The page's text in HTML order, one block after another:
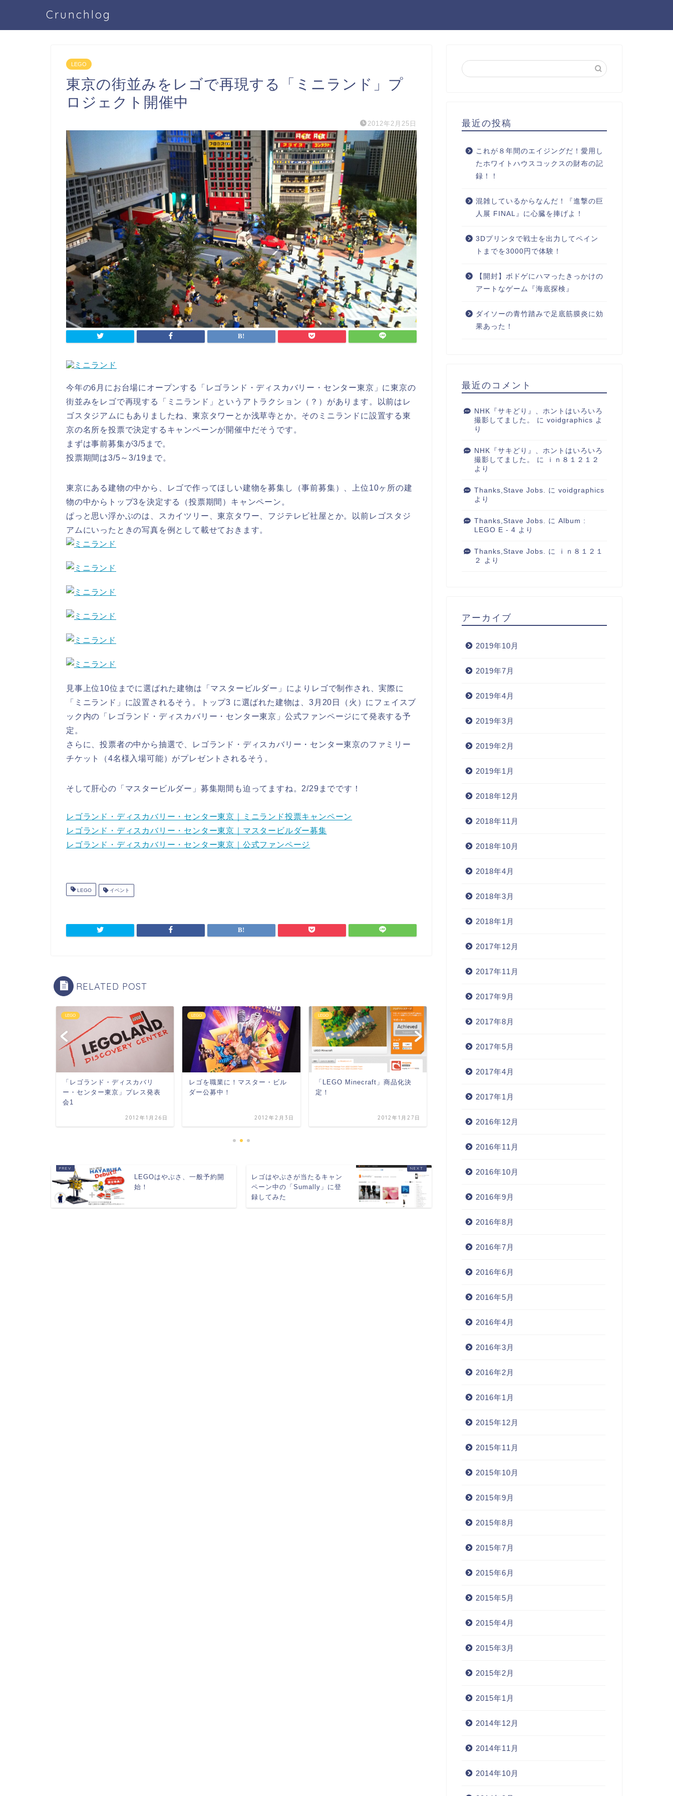
Crunchlog
LEGO
東京の街並みをレゴで再現する「ミニランド」プ
ロジェクト開催中
2012年2月25日
今年の6月にお台場にオープンする「レゴランド・ディスカバリー・センター東京」に東京の
街並みをレゴで再現する「ミニランド」というアトラクション（？）があります。以前はレ
ゴスタジアムにもありましたね、東京タワーとか浅草寺とか。そのミニランドに設置する東
京の名所を投票で決定するキャンペーンが開催中だそうです。
まずは事前募集が3/5まで。
投票期間は3/5～3/19まで。
東京にある建物の中から、レゴで作ってほしい建物を募集し（事前募集）、上位10ヶ所の建
物の中からトップ3を決定する（投票期間）キャンペーン。
ぱっと思い浮かぶのは、スカイツリー、東京タワー、フジテレビ社屋とか。以前レゴスタジ
アムにいったときの写真を例として載せておきます。
見事上位10位までに選ばれた建物は「マスタービルダー」によりレゴで制作され、実際に
「ミニランド」に設置されるそう。トップ3 に選ばれた建物は、3月20日（火）にフェイスブ
ック内の「レゴランド・ディスカバリー・センター東京」公式ファンページにて発表する予
定。
さらに、投票者の中から抽選で、レゴランド・ディスカバリー・センター東京のファミリー
チケット（4名様入場可能）がプレゼントされるそう。
そして肝心の「マスタービルダー」募集期間も迫ってますね。2/29までです！
レゴランド・ディスカバリー・センター東京｜ミニランド投票キャンペーン
レゴランド・ディスカバリー・センター東京｜マスタービルダー募集
レゴランド・ディスカバリー・センター東京｜公式ファンページ
LEGO イベント
RELATED POST
LEGO
「レゴランド・ディスカバリ
ー・センター東京」プレス発表
会1
2012年1月26日
LEGO
レゴを職業に！マスター・ビル
ダー公募中！
2012年2月3日
LEGO
「LEGO Minecraft」商品化決
定！
2012年1月27日
ー・センター東京」プレス発表
2012年1月26日
LEGOはやぶさ、一般予約開
始！
レゴはやぶさが当たるキャン
ペーン中の「Sumally」に登
録してみた
最近の投稿
これが８年間のエイジングだ！愛用し
たホワイトハウスコックスの財布の記
録！！
混雑しているからなんだ！『進撃の巨
人展 FINAL』に心臓を捧げよ！
3Dプリンタで戦士を出力してペイン
トまでを3000円で体験！
【開封】ボドゲにハマったきっかけの
アートなゲーム『海底探検』
ダイソーの青竹踏みで足底筋膜炎に効
果あった！
最近のコメント
NHK『サキどり』、ホントはいろいろ
撮影してました。
に voidgraphics よ
り
NHK『サキどり』、ホントはいろいろ
撮影してました。
に
ｉｎ８１２１２
より
Thanks,Stave Jobs. に voidgraphics
より
Thanks,Stave Jobs. に Album :
LEGO E - 4 より
Thanks,Stave Jobs. に
ｉｎ８１２１
２
より
アーカイブ
2019年10月
2019年7月
2019年4月
2019年3月
2019年2月
2019年1月
2018年12月
2018年11月
2018年10月
2018年4月
2018年3月
2018年1月
2017年12月
2017年11月
2017年9月
2017年8月
2017年5月
2017年4月
2017年1月
2016年12月
2016年11月
2016年10月
2016年9月
2016年8月
2016年7月
2016年6月
2016年5月
2016年4月
2016年3月
2016年2月
2016年1月
2015年12月
2015年11月
2015年10月
2015年9月
2015年8月
2015年7月
2015年6月
2015年5月
2015年4月
2015年3月
2015年2月
2015年1月
2014年12月
2014年11月
2014年10月